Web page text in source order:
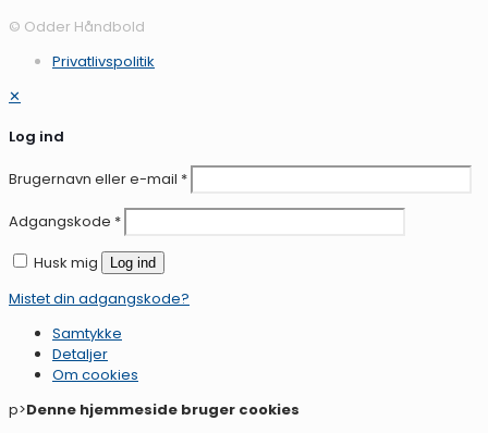
© Odder Håndbold
Privatlivspolitik
✕
Log ind
Brugernavn eller e-mail *
Adgangskode *
Husk mig
Log ind
Mistet din adgangskode?
Samtykke
Detaljer
Om cookies
p>Denne hjemmeside bruger cookies